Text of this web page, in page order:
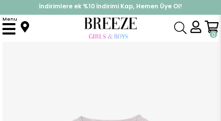
%30 Sepette Yaz İndirimi, Hemen Al!
İndirimlere ek %10 İndirimi Kap, Hemen Üye Ol!
0
Menu
Anasayfa Üst Giyim Sweatshirt Kız Çocuk Sweatshirt Beli Lastikli Bej Melanj (4-8 Yaş)